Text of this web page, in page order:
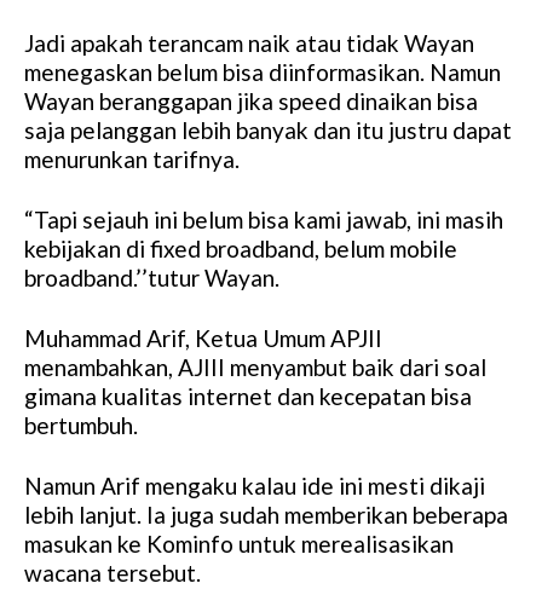
Jadi apakah terancam naik atau tidak Wayan
menegaskan belum bisa diinformasikan. Namun
Wayan beranggapan jika speed dinaikan bisa
saja pelanggan lebih banyak dan itu justru dapat
menurunkan tarifnya.
“Tapi sejauh ini belum bisa kami jawab, ini masih
kebijakan di fixed broadband, belum mobile
broadband.’’tutur Wayan.
Muhammad Arif, Ketua Umum APJII
menambahkan, AJIII menyambut baik dari soal
gimana kualitas internet dan kecepatan bisa
bertumbuh.
Namun Arif mengaku kalau ide ini mesti dikaji
lebih lanjut. Ia juga sudah memberikan beberapa
masukan ke Kominfo untuk merealisasikan
wacana tersebut.